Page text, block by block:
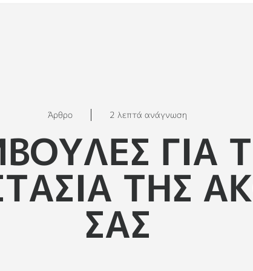
Άρθρο 2 λεπτά ανάγνωση
ΓΙΑ
ΤΗΣ
ΣΑΣ